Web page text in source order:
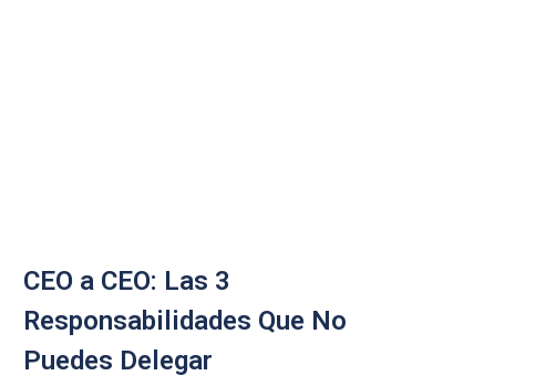
CEO a CEO: Las 3
Responsabilidades Que No
Puedes Delegar